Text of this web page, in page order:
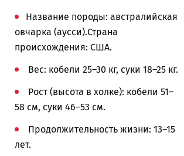
Название породы: австралийская
овчарка (аусси).Страна
происхождения: США.
Вес: кобели 25–30 кг, суки 18–25 кг.
Рост (высота в холке): кобели 51–
58 см, суки 46–53 см.
Продолжительность жизни: 13–15
лет.